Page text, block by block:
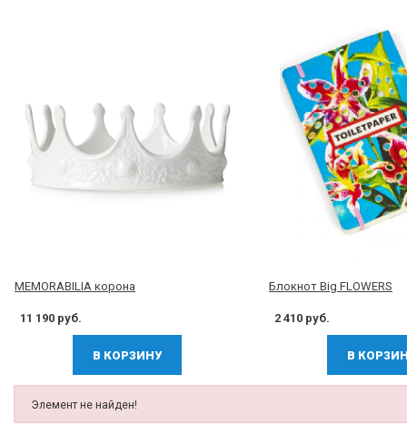
MEMORABILIA корона
11 190 руб.
В КОРЗИНУ
Блокнот Big FLOWERS
2 410 руб.
В
Элемент не найден!